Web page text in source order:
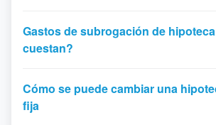
Gastos de subrogación de
cuestan?
Cómo se puede cambiar una
fija